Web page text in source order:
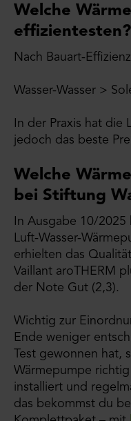
Welche
effizientesten?
Nach Bauart-
Wasser-Wasser >
In der Praxis hat die
jedoch das beste
Welche
bei Stiftung
In Ausgabe 10/2025
Luft-Wasser-
erhielten das
Vaillant aroTHERM
der Note Gut (2,3).
Wichtig zur
Ende weniger
Test gewonnen hat,
Wärmepumpe
installiert und
das bekommst du